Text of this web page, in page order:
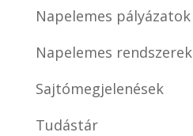
Napelemes pályázatok
Napelemes rendszerek
Sajtómegjelenések
Tudástár